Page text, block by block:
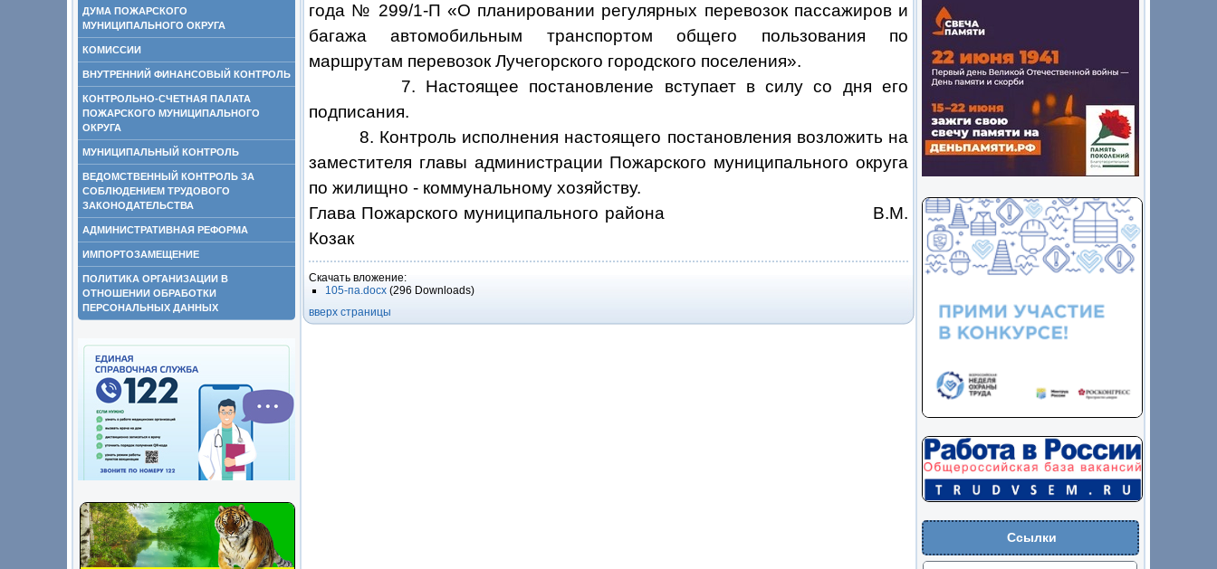
ДУМА ПОЖАРСКОГО
МУНИЦИПАЛЬНОГО ОКРУГА
КОМИССИИ
ВНУТРЕННИЙ ФИНАНСОВЫЙ КОНТРОЛЬ
КОНТРОЛЬНО-СЧЕТНАЯ ПАЛАТА
ПОЖАРСКОГО МУНИЦИПАЛЬНОГО
ОКРУГА
МУНИЦИПАЛЬНЫЙ КОНТРОЛЬ
ВЕДОМСТВЕННЫЙ КОНТРОЛЬ ЗА
СОБЛЮДЕНИЕМ ТРУДОВОГО
ЗАКОНОДАТЕЛЬСТВА
АДМИНИСТРАТИВНАЯ РЕФОРМА
ИМПОРТОЗАМЕЩЕНИЕ
ПОЛИТИКА ОРГАНИЗАЦИИ В
ОТНОШЕНИИ ОБРАБОТКИ
ПЕРСОНАЛЬНЫХ ДАННЫХ
Ссылки
года № 299/1-П «О планировании регулярных перевозок пассажиров и
багажа автомобильным транспортом общего пользования по
маршрутам перевозок Лучегорского городского поселения».
7. Настоящее постановление вступает в силу со дня его
подписания.
8. Контроль исполнения настоящего постановления возложить на
заместителя главы администрации Пожарского муниципального округа
по жилищно - коммунальному хозяйству.
Глава Пожарского муниципального района В.М.
Козак
Скачать вложение:
105-па.docx (296 Downloads)
вверх страницы